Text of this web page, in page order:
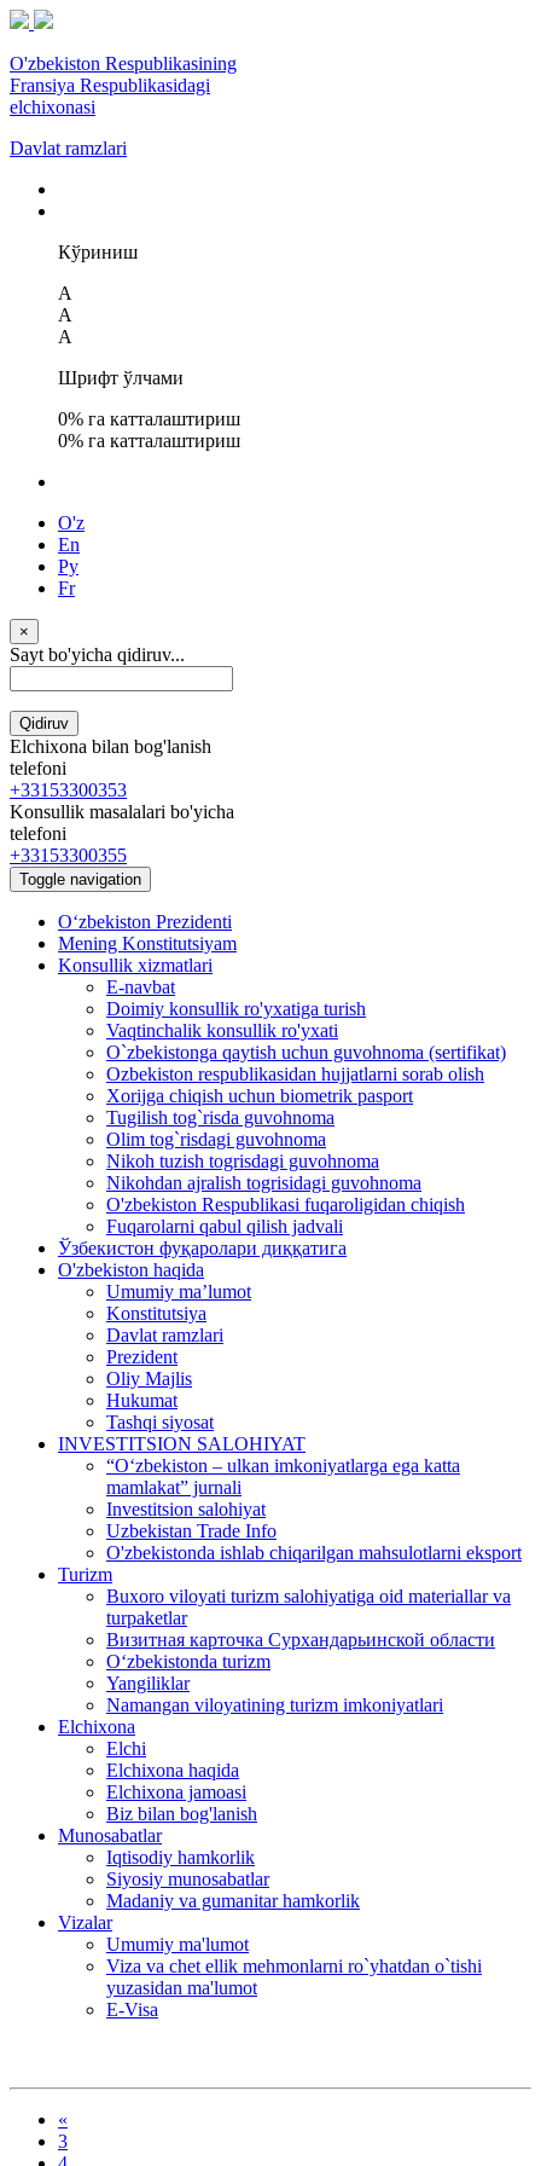
O'zbekiston Respublikasining
Fransiya Respublikasidagi
elchixonasi
Davlat ramzlari
Кўриниш
A
A
A
Шрифт ўлчами
0% га катталаштириш
0% га катталаштириш
O'z
En
Ру
Fr
×
Sayt bo'yicha qidiruv...
Qidiruv
Elchixona bilan bog'lanish
telefoni
+33153300353
Konsullik masalalari bo'yicha
telefoni
+33153300355
Toggle navigation
Oʻzbekiston Prezidenti
Mening Konstitutsiyam
Konsullik xizmatlari
E-navbat
Doimiy konsullik ro'yxatiga turish
Vaqtinchalik konsullik ro'yxati
O`zbekistonga qaytish uchun guvohnoma (sertifikat)
Ozbekiston respublikasidan hujjatlarni sorab olish
Xorijga chiqish uchun biometrik pasport
Tugilish tog`risda guvohnoma
Olim tog`risdagi guvohnoma
Nikoh tuzish togrisdagi guvohnoma
Nikohdan ajralish togrisidagi guvohnoma
O'zbekiston Respublikasi fuqaroligidan chiqish
Fuqarolarni qabul qilish jadvali
Ўзбекистон фуқаролари диққатига
O'zbekiston haqida
Umumiy ma’lumot
Konstitutsiya
Davlat ramzlari
Prezident
Oliy Majlis
Hukumat
Tashqi siyosat
INVESTITSION SALOHIYAT
“Oʻzbekiston – ulkan imkoniyatlarga ega katta
mamlakat” jurnali
Investitsion salohiyat
Uzbekistan Trade Info
O'zbekistonda ishlab chiqarilgan mahsulotlarni eksport
Turizm
Buxoro viloyati turizm salohiyatiga oid materiallar va
turpaketlar
Визитная карточка Сурхандарьинской области
Oʻzbekistonda turizm
Yangiliklar
Namangan viloyatining turizm imkoniyatlari
Elchixona
Elchi
Elchixona haqida
Elchixona jamoasi
Biz bilan bog'lanish
Munosabatlar
Iqtisodiy hamkorlik
Siyosiy munosabatlar
Madaniy va gumanitar hamkorlik
Vizalar
Umumiy ma'lumot
Viza va chet ellik mehmonlarni ro`yhatdan o`tishi
yuzasidan ma'lumot
E-Visa
«
3